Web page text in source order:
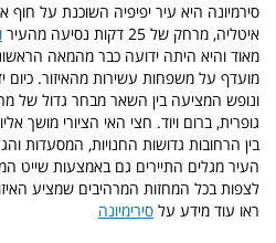
סירמיונה היא עיר יפיפיה השוכנת על
איטליה, מרחק של 25 דקות נסיעה מהעיר
מאוד והיא היתה ידועה כבר מהמאה
מועדף על משפחות עשירות מהאיזור. כיום
ונופש המציעה בין השאר מבחר גדול של
גופרית, ברום ויוד. חצי האי הציורי מושך
בין הרחובות גדושות החנויות, המסעדות
העיר מגלים התיירים גם באמצעות שייט
לצפות בכל המחזות המרהיבים שמציע
ראו עוד מידע על סירימיונה